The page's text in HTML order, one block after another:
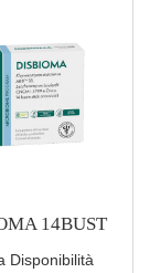
14BUST
Disponibilità